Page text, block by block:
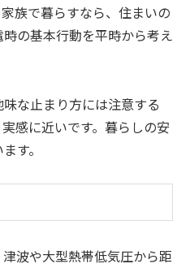
族で暮らすなら、住まいの
の基本行動を平時から考え
味な止まり方には注意する
感に近いです。暮らしの安
す。
波や大型熱帯低気圧から距